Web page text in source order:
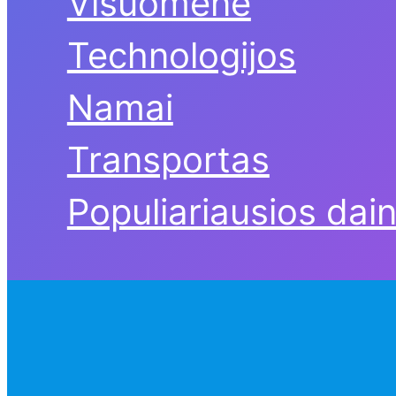
Technologijos
Namai
Transportas
Populiariausios